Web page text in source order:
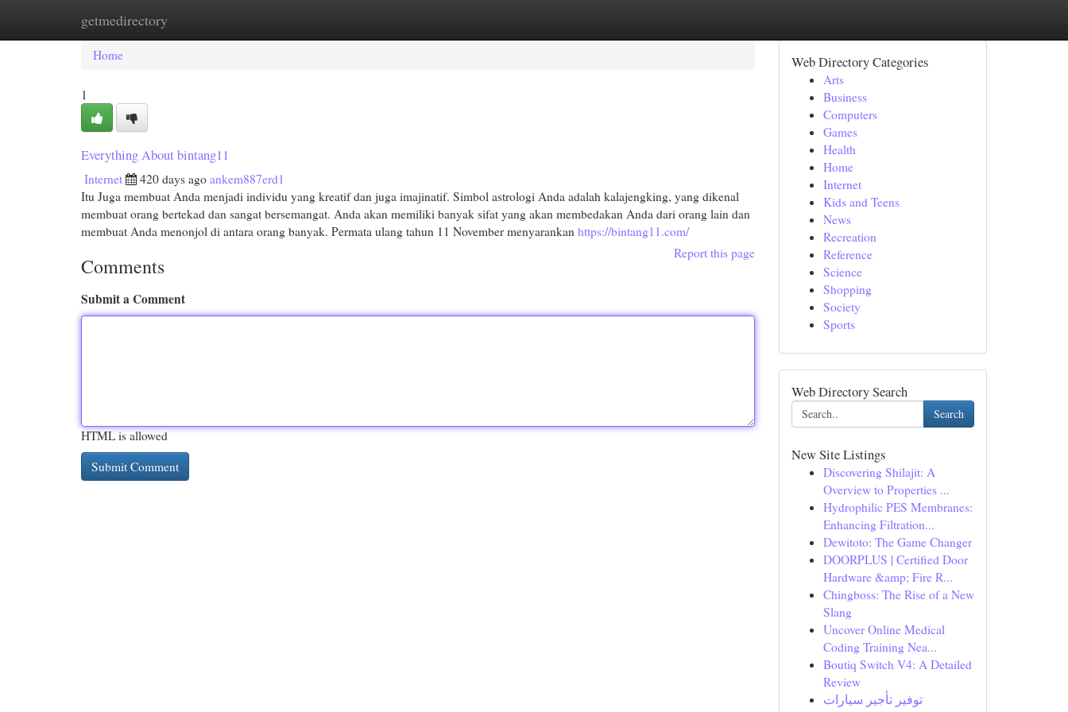
getmedirectory
Home New Site Listings
Home
1
Everything About bintang11
Internet 420 days ago ankem887erd1
Itu Juga membuat Anda menjadi individu yang kreatif dan juga imajinatif. Simbol astrologi Anda adalah kalajengking, yang dikenal
membuat orang bertekad dan sangat bersemangat. Anda akan memiliki banyak sifat yang akan membedakan Anda dari orang lain dan
membuat Anda menonjol di antara orang banyak. Permata ulang tahun 11 November menyarankan https://bintang11.com/
Report this page
Comments
Submit a Comment
HTML is allowed
Web Directory Categories
Arts
Business
Computers
Games
Health
Home
Internet
Kids and Teens
News
Recreation
Reference
Science
Shopping
Society
Sports
Web Directory Search
Search
New Site Listings
Discovering Shilajit: A
Overview to Properties ...
Hydrophilic PES Membranes:
Enhancing Filtration...
Dewitoto: The Game Changer
DOORPLUS | Certified Door
Hardware &amp; Fire R...
Chingboss: The Rise of a New
Slang
Uncover Online Medical
Coding Training Nea...
Boutiq Switch V4: A Detailed
Review
توفير تأجير سيارات